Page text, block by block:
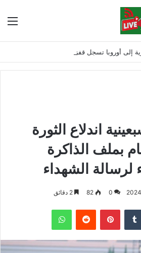
إلى أوروبا تسجل قفزة خلال يوليو 2026
سبعينية اندلاع الثورة
بملف الذاكرة
لرسالة الشهداء
0
82
بينتيريست